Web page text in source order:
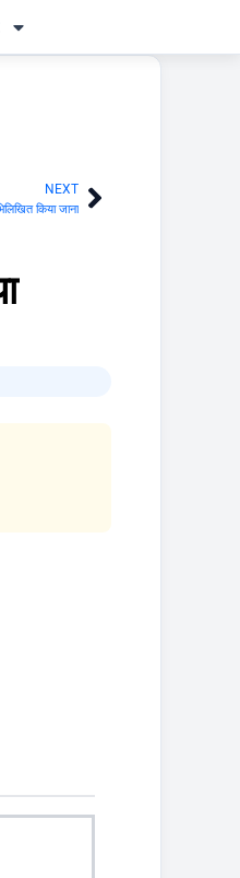
NEXT
किया जानाNext